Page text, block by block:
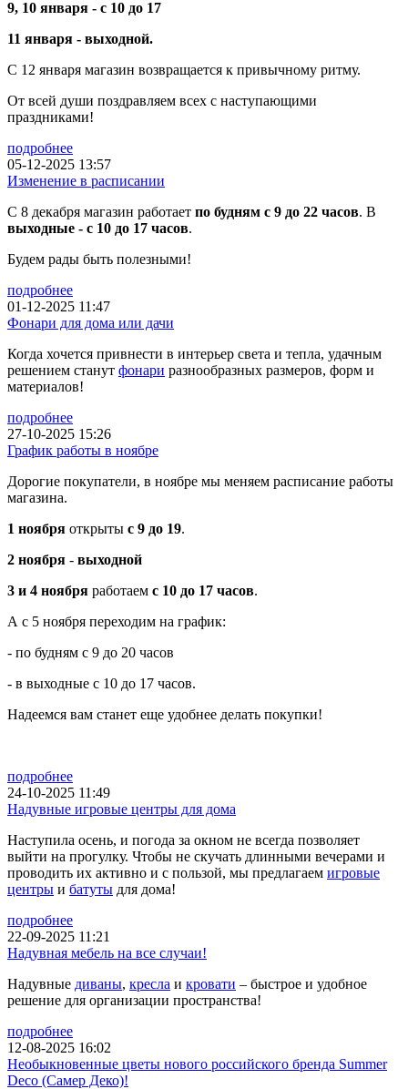
9, 10 января - с 10 до 17
11 января - выходной.
С 12 января магазин возвращается к привычному ритму.
От всей души поздравляем всех с наступающими
праздниками!
подробнее
05-12-2025 13:57
Изменение в расписании
С 8 декабря магазин работает по будням с 9 до 22 часов. В
выходные - с 10 до 17 часов.
Будем рады быть полезными!
подробнее
01-12-2025 11:47
Фонари для дома или дачи
Когда хочется привнести в интерьер света и тепла, удачным
решением станут фонари разнообразных размеров, форм и
материалов!
подробнее
27-10-2025 15:26
График работы в ноябре
Дорогие покупатели, в ноябре мы меняем расписание работы
магазина.
1 ноября открыты с 9 до 19.
2 ноября - выходной
3 и 4 ноября работаем с 10 до 17 часов.
А с 5 ноября переходим на график:
- по будням с 9 до 20 часов
- в выходные с 10 до 17 часов.
Надеемся вам станет еще удобнее делать покупки!
подробнее
24-10-2025 11:49
Надувные игровые центры для дома
Наступила осень, и погода за окном не всегда позволяет
выйти на прогулку. Чтобы не скучать длинными вечерами и
проводить их активно и с пользой, мы предлагаем игровые
центры и батуты для дома!
подробнее
22-09-2025 11:21
Надувная мебель на все случаи!
Надувные диваны, кресла и кровати – быстрое и удобное
решение для организации пространства!
подробнее
12-08-2025 16:02
Необыкновенные цветы нового российского бренда Summer
Deco (Самер Деко)!